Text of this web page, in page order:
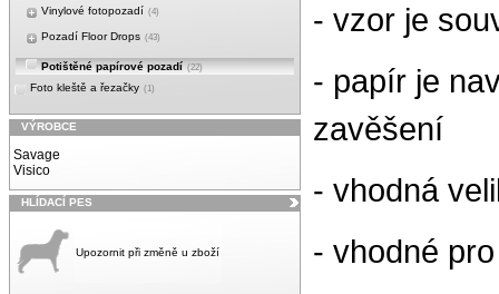
Vinylové fotopozadí (4)
Pozadí Floor Drops (43)
Potištěné papírové pozadí (22)
Foto kleště a řezačky (1)
VÝROBCE
Savage
Visico
HLÍDACÍ PES
Upozornit při změně u zboží
- vzor je
- papír je
zavěšení
- vhodná
- vhodné